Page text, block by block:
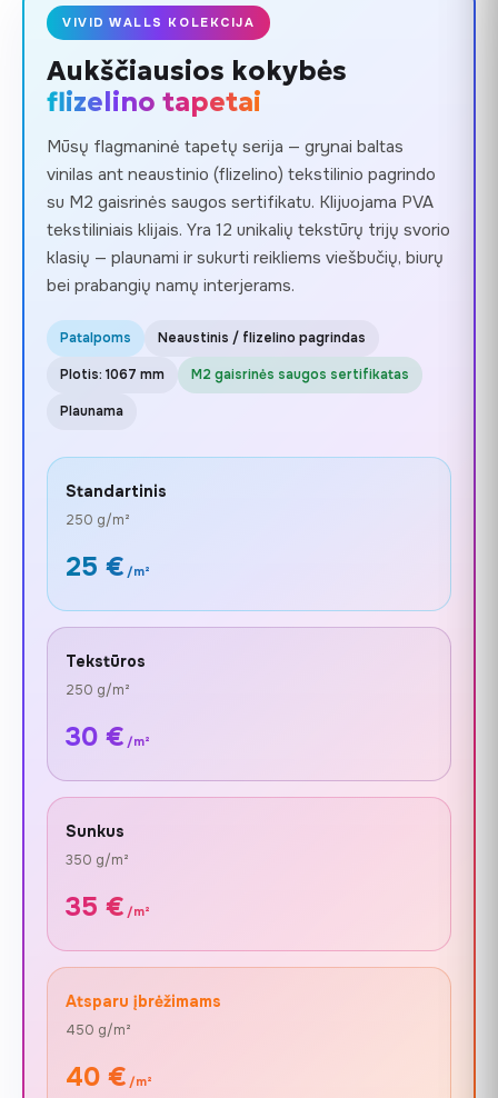
VIVID WALLS KOLEKCIJA
Aukščiausios kokybės
flizelino tapetai
Mūsų flagmaninė tapetų serija — grynai baltas
vinilas ant neaustinio (flizelino) tekstilinio pagrindo
su M2 gaisrinės saugos sertifikatu. Klijuojama PVA
tekstiliniais klijais. Yra 12 unikalių tekstūrų trijų svorio
klasių — plaunami ir sukurti reikliems viešbučių, biurų
bei prabangių namų interjerams.
Patalpoms Neaustinis / flizelino pagrindas
Plotis: 1067 mm M2 gaisrinės saugos sertifikatas
Plaunama
Standartinis
250 g/m²
25 € /m²
Tekstūros
250 g/m²
30 € /m²
Sunkus
350 g/m²
35 € /m²
Atsparu įbrėžimams
450 g/m²
40 € /m²